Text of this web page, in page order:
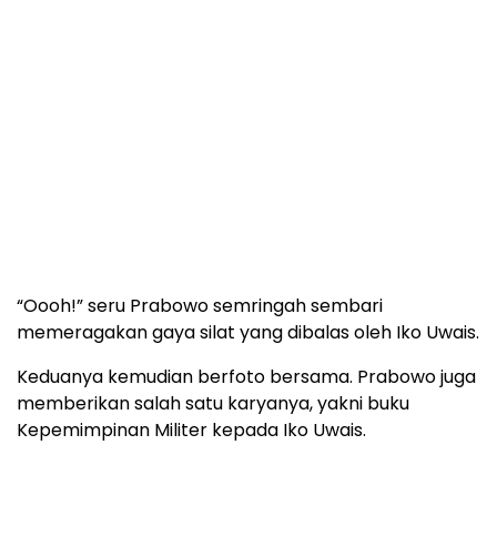
“Oooh!” seru Prabowo semringah sembari
memeragakan gaya silat yang dibalas oleh Iko Uwais.
Keduanya kemudian berfoto bersama. Prabowo juga
memberikan salah satu karyanya, yakni buku
Kepemimpinan Militer kepada Iko Uwais.